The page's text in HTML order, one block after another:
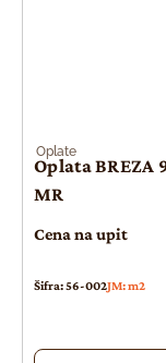
Oplate
Oplata BREZA
MR
Cena na upit
Šifra: 56-002JM: m2